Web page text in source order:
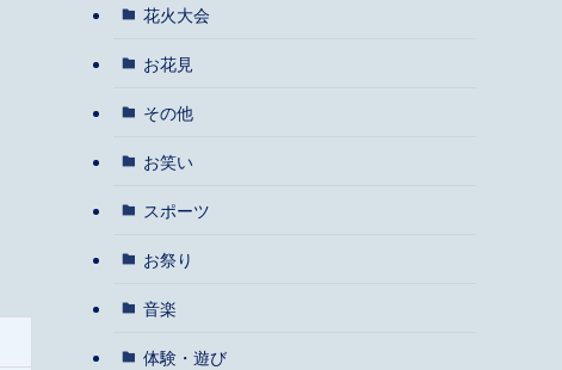
花火大会
お花見
その他
お笑い
スポーツ
お祭り
音楽
体験・遊び